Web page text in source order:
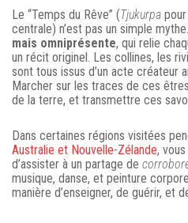
Le “Temps du Rêve” (Tjukurpa
centrale) n’est pas un simple
mais omniprésente, qui relie
un récit originel. Les collines, les
sont tous issus d’un acte créateur
Marcher sur les traces de ces
de la terre, et transmettre ces
Dans certaines régions visitées
Australie et Nouvelle-Zélande,
d’assister à un partage de
musique, danse, et peinture
manière d’enseigner, de guérir, et